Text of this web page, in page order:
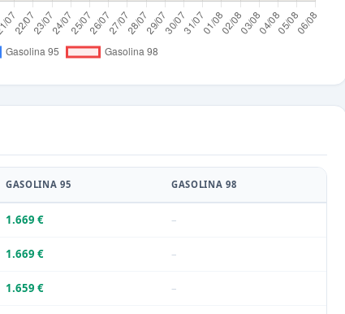
GASOLINA 95 GASOLINA 98
1.669 € –
1.669 € –
1.659 € –